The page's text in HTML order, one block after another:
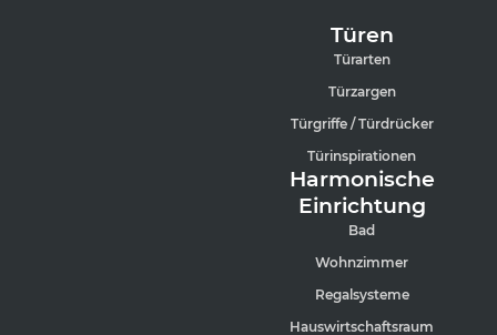
Türen
Türarten
Türzargen
Türgriffe / Türdrücker
Türinspirationen
Harmonische
Einrichtung
Bad
Wohnzimmer
Regalsysteme
Hauswirtschaftsraum